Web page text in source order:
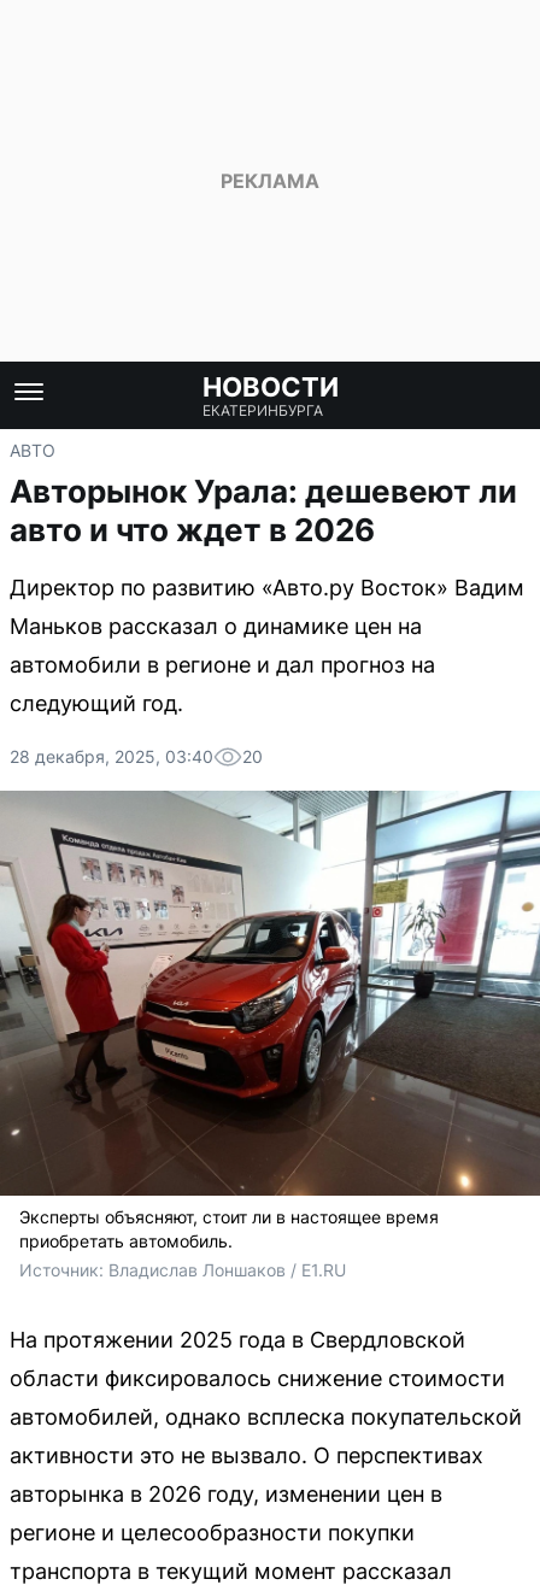
НОВОСТИ
ЕКАТЕРИНБУРГА
АВТО
Авторынок Урала: дешевеют ли
авто и что ждет в 2026
Директор по развитию «Авто.ру Восток» Вадим
Маньков рассказал о динамике цен на
автомобили в регионе и дал прогноз на
следующий год.
28 декабря, 2025, 03:40 20
Эксперты объясняют, стоит ли в настоящее время
приобретать автомобиль.
Источник: Владислав Лоншаков / E1.RU
На протяжении 2025 года в Свердловской
области фиксировалось снижение стоимости
автомобилей, однако всплеска покупательской
активности это не вызвало. О перспективах
авторынка в 2026 году, изменении цен в
регионе и целесообразности покупки
транспорта в текущий момент рассказал